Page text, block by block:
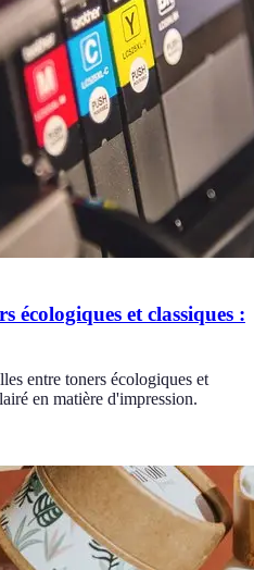
écologiques et classiques :
entre toners écologiques et
en matière d'impression.